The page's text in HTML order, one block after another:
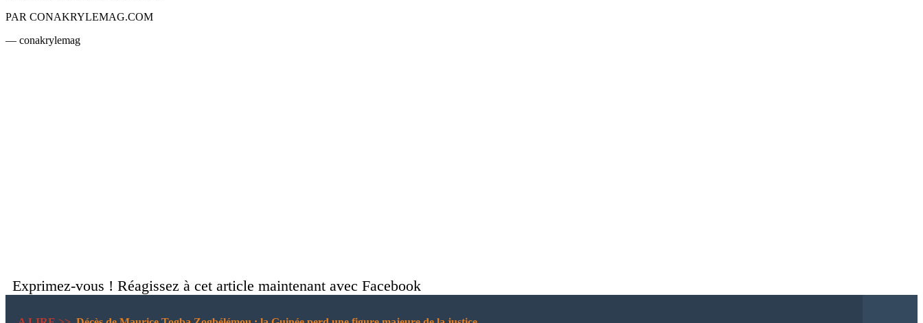
PAR CONAKRYLEMAG.COM
— conakrylemag
Exprimez-vous ! Réagissez à cet article maintenant avec Facebook